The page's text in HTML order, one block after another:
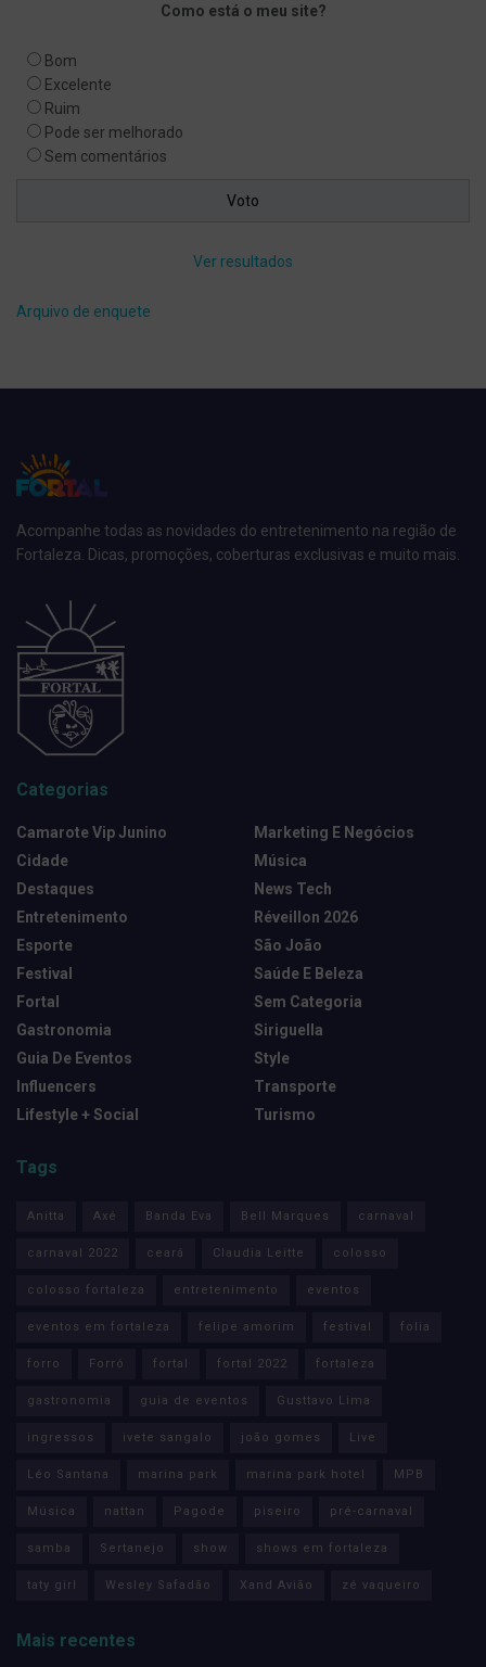
Como está o meu site?
Bom
Excelente
Ruim
Pode ser melhorado
Sem comentários
Ver resultados
Arquivo de enquete
Acompanhe todas as novidades do entretenimento na região de
Fortaleza. Dicas, promoções, coberturas exclusivas e muito mais.
Categorias
Camarote Vip Junino
Cidade
Destaques
Entretenimento
Esporte
Festival
Fortal
Gastronomia
Guia De Eventos
Influencers
Lifestyle + Social
Marketing E Negócios
Música
News Tech
Réveillon 2026
São João
Saúde E Beleza
Sem Categoria
Siriguella
Style
Transporte
Turismo
Tags
Anitta Axé Banda Eva Bell Marques carnaval
carnaval 2022 ceará Claudia Leitte colosso
colosso fortaleza entretenimento eventos
eventos em fortaleza felipe amorim festival folia
forro Forró fortal fortal 2022 fortaleza
gastronomia guia de eventos Gusttavo Lima
ingressos ivete sangalo joão gomes Live
Léo Santana marina park marina park hotel MPB
Música nattan Pagode piseiro pré-carnaval
samba Sertanejo show shows em fortaleza
taty girl Wesley Safadão Xand Avião zé vaqueiro
Mais recentes